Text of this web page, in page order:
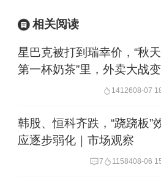
销售及营销开支同比增
元，占收入百分比同比
至25.2%，主要由于
度以提升品牌影响力
而持续提高用户交易活
对激烈的竞争。
相关阅读
星巴克被打到瑞幸价，“秋
第一杯奶茶”里，外卖大战
1412608-07
韩股、恒科齐跌，“跷跷板”
应逐步弱化｜市场观察
7 1158408-06